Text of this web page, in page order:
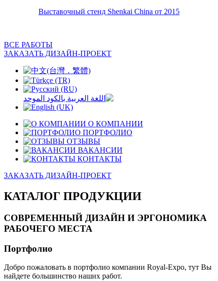
Выставочный стенд Shenkai China от 2015
ВСЕ РАБОТЫ
ЗАКАЗАТЬ ДИЗАЙН-ПРОЕКТ
О КОМПАНИИ
ПОРТФОЛИО
ОТЗЫВЫ
ВАКАНСИИ
КОНТАКТЫ
ЗАКАЗАТЬ ДИЗАЙН-ПРОЕКТ
КАТАЛОГ ПРОДУКЦИИ
СОВРЕМЕННЫЙ ДИЗАЙН И ЭРГОНОМИКА
РАБОЧЕГО МЕСТА
Портфолио
Добро пожаловать в портфолио компании Royal-Expo, тут Вы
найдете большинство наших работ.